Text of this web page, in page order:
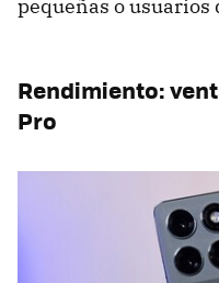
pequeñas o
Rendimiento:
Pro